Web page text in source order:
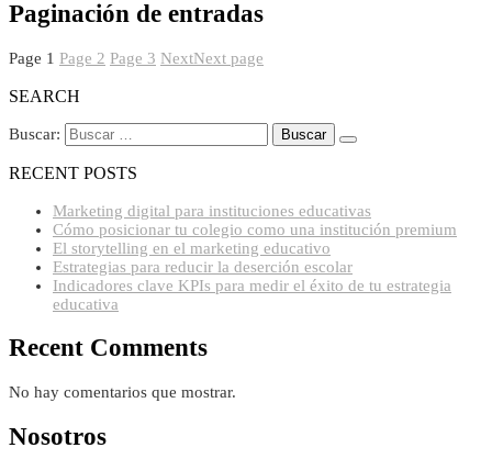
Paginación de entradas
Page 1 Page 2 Page 3 NextNext page
SEARCH
Buscar:
RECENT POSTS
Marketing digital para instituciones educativas
Cómo posicionar tu colegio como una institución premium
El storytelling en el marketing educativo
Estrategias para reducir la deserción escolar
Indicadores clave KPIs para medir el éxito de tu estrategia
educativa
Recent Comments
No hay comentarios que mostrar.
Nosotros